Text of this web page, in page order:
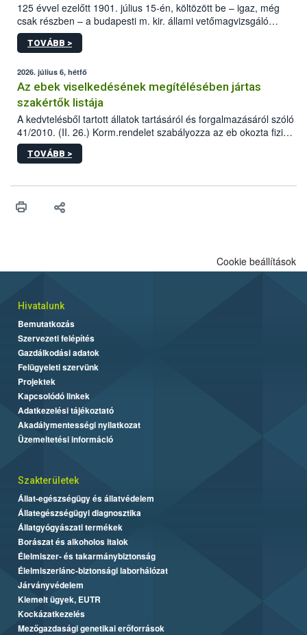
125 évvel ezelőtt 1901. július 15-én, költözött be – igaz, még
csak részben – a budapesti m. kir. állami vetőmagvizsgáló
állomás a Kis Rókus utca 15. szám alatti, Czigler Győző által
tervezett új épületébe.
TOVÁBB >
2026. július 6, hétfő
Az ebek viselkedésének megítélésében jártas
szakértők listája
A kedvtelésből tartott állatok tartásáról és forgalmazásáról szóló
41/2010. (II. 26.) Korm.rendelet szabályozza az eb okozta fizikai
sérülés, illetve ennek veszélye keletkezésekor felmerülő
hatósági feladatokat, valamint a veszélyes eb tartását és annak
vonni az ebek viselkedésének megítélésében jártas szakértőt.
TOVÁBB >
Cookie beállítások
Hivatalunk
Bemutatkozás
Szervezeti felépítés
Gazdálkodási adatok
Felügyeleti szervünk
Projektek
Kapcsolódó linkek
Adatkezelési tájékoztató
Akadálymentességi nyilatkozat
Üzemeltetési információ
Szakterületek
Állat-egészségügy és állatvédelem
Állategészségügyi diagnosztika
Állatgyógyászati termékek
Borászat és alkoholos italok
Élelmiszer- és takarmánybiztonság
Élelmiszerlánc-biztonsági laborhálózat
Járványvédelem
Kiemelt ügyek, EUTR
Kockázatkezelés
Mezőgazdasági genetikai erőforrások